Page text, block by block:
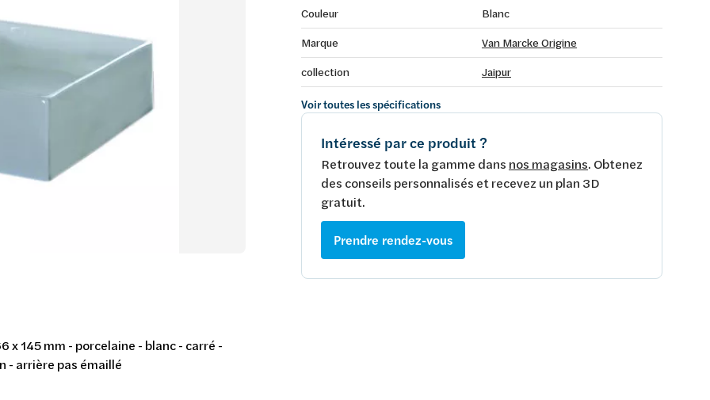
Couleur
Blanc
Marque
Van Marcke Origine
collection
Jaipur
Voir toutes les spécifications
Intéressé par ce produit ?
Retrouvez toute la gamme dans nos magasins. Obtenez
des conseils personnalisés et recevez un plan 3D
gratuit.
Prendre rendez-vous
x 145 mm - porcelaine - blanc - carré -
- arrière pas émaillé